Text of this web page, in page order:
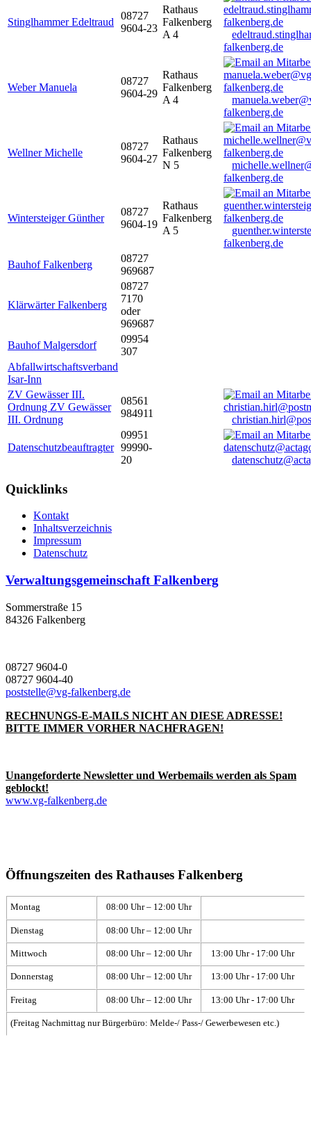
Stinglhammer Edeltraud
08727
9604-23
Rathaus
Falkenberg
A 4
falkenberg.de
Weber Manuela
08727
9604-29
Rathaus
Falkenberg
A 4
falkenberg.de
Wellner Michelle
08727
9604-27
Rathaus
Falkenberg
N 5
falkenberg.de
Wintersteiger Günther
08727
9604-19
Rathaus
Falkenberg
A 5
falkenberg.de
Bauhof Falkenberg
08727
969687
Klärwärter Falkenberg
08727
7170
oder
969687
Bauhof Malgersdorf
09954
307
Abfallwirtschaftsverband
Isar-Inn
ZV Gewässer III.
Ordnung ZV Gewässer
III. Ordnung
08561
984911
Datenschutzbeauftragter
09951
99990-
20
Quicklinks
Kontakt
Inhaltsverzeichnis
Impressum
Datenschutz
Verwaltungsgemeinschaft Falkenberg
Sommerstraße 15
84326 Falkenberg
08727 9604-0
08727 9604-40
poststelle@vg-falkenberg.de
RECHNUNGS-E-MAILS NICHT AN DIESE ADRESSE!
BITTE IMMER VORHER NACHFRAGEN!
Unangeforderte Newsletter und Werbemails werden als Spam
geblockt!
www.vg-falkenberg.de
Öffnungszeiten des Rathauses Falkenberg
Montag 08:00 Uhr – 12:00 Uhr
Dienstag 08:00 Uhr – 12:00 Uhr
Mittwoch 08:00 Uhr – 12:00 Uhr 13:00 Uhr - 17:00 Uhr
Donnerstag 08:00 Uhr – 12:00 Uhr 13:00 Uhr - 17:00 Uhr
Freitag 08:00 Uhr – 12:00 Uhr 13:00 Uhr - 17:00 Uhr
(Freitag Nachmittag nur Bürgerbüro: Melde-/ Pass-/ Gewerbewesen etc.)